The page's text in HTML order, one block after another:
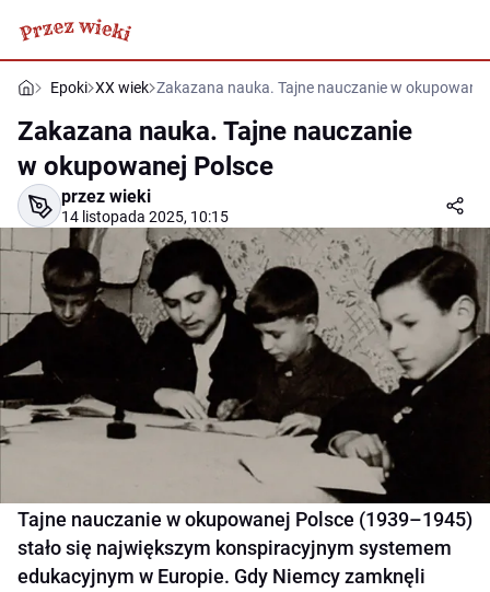
Epoki XX wiek Zakazana nauka. Tajne nauczanie w
Zakazana nauka. Tajne nauczanie
w okupowanej Polsce
przez wieki
14 listopada 2025, 10:15
Tajne nauczanie w okupowanej Polsce (1939–1945)
stało się największym konspiracyjnym systemem
edukacyjnym w Europie. Gdy Niemcy zamknęli